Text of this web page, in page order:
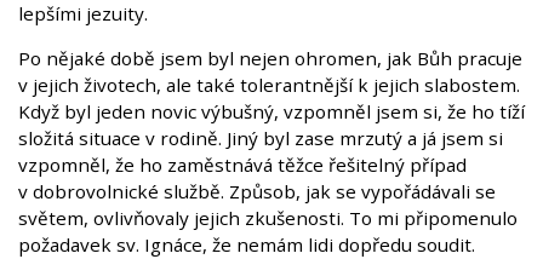
lepšími jezuity.
Po nějaké době jsem byl nejen ohromen, jak Bůh pracuje
v jejich životech, ale také tolerantnější k jejich slabostem.
Když byl jeden novic výbušný, vzpomněl jsem si, že ho tíží
složitá situace v rodině. Jiný byl zase mrzutý a já jsem si
vzpomněl, že ho zaměstnává těžce řešitelný případ
v dobrovolnické službě. Způsob, jak se vypořádávali se
světem, ovlivňovaly jejich zkušenosti. To mi připomenulo
požadavek sv. Ignáce, že nemám lidi dopředu soudit.